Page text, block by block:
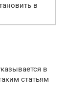
в
в
статьям